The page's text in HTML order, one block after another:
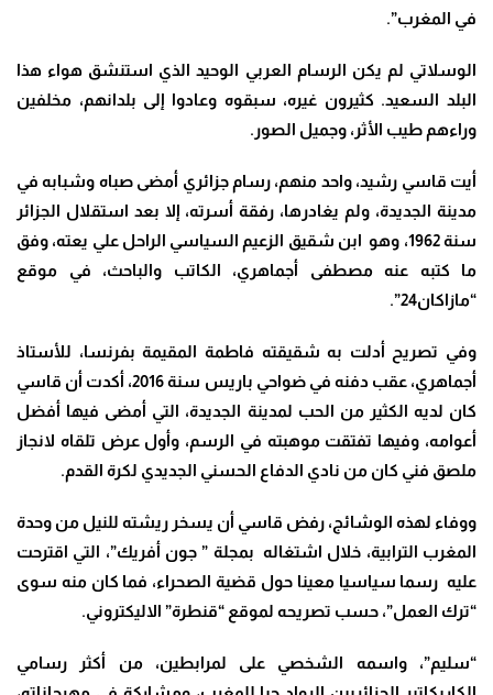
في المغرب”.
الوسلاتي لم يكن الرسام العربي الوحيد الذي استنشق هواء هذا
البلد السعيد. كثيرون غيره، سبقوه وعادوا إلى بلدانهم، مخلفين
وراءهم طيب الأثر، وجميل الصور.
أيت قاسي رشيد، واحد منهم، رسام جزائري أمضى صباه وشبابه في
مدينة الجديدة، ولم يغادرها، رفقة أسرته، إلا بعد استقلال الجزائر
سنة 1962، وهو ابن شقيق الزعيم السياسي الراحل علي يعته، وفق
ما كتبه عنه مصطفى أجماهري، الكاتب والباحث، في موقع
“مازاكان24”.
وفي تصريح أدلت به شقيقته فاطمة المقيمة بفرنسا، للأستاذ
أجماهري، عقب دفنه في ضواحي باريس سنة 2016، أكدت أن قاسي
كان لديه الكثير من الحب لمدينة الجديدة، التي أمضى فيها أفضل
أعوامه، وفيها تفتقت موهبته في الرسم، وأول عرض تلقاه لانجاز
ملصق فني كان من نادي الدفاع الحسني الجديدي لكرة القدم.
ووفاء لهذه الوشائج، رفض قاسي أن يسخر ريشته للنيل من وحدة
المغرب الترابية، خلال اشتغاله بمجلة ” جون أفريك”، التي اقترحت
عليه رسما سياسيا معينا حول قضية الصحراء، فما كان منه سوى
“ترك العمل”، حسب تصريحه لموقع “قنطرة” الاليكتروني.
“سليم”، واسمه الشخصي على لمرابطين، من أكثر رسامي